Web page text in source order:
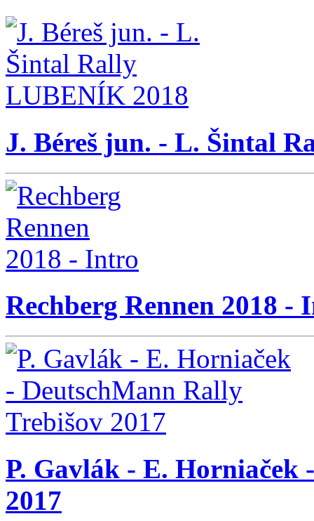
J. Béreš jun. - L. Šintal
Rechberg Rennen 2018 -
P. Gavlák - E. Horniaček
2017